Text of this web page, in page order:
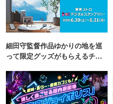
細田守監督作品ゆかりの地を巡
って限定グッズがもらえるチャ